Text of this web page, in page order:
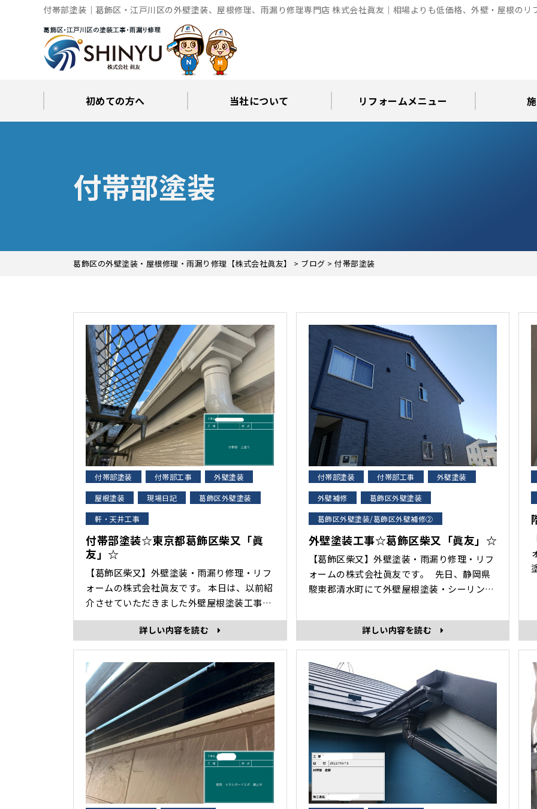
付帯部塗装｜葛飾区・江戸川区の外壁塗装、屋根修理、雨漏り修理専門店 株式会社眞友｜相場よりも低価格、外壁・屋根のリ
初めての方へ 当社について リフォームメニュー
付帯部塗装
葛飾区の外壁塗装・屋根修理・雨漏り修理【株式会社眞友】 > ブログ > 付帯部塗装
付帯部塗装 付帯部工事 外壁塗装
屋根塗装 現場日記 葛飾区外壁塗装
軒・天井工事
付帯部塗装☆東京都葛飾区柴又「眞
友」☆
【葛飾区柴又】外壁塗装・雨漏り修理・リフ
ォームの株式会社眞友です。 本日は、以前紹
介させていただきました外壁屋根塗装工事の
外壁屋根以外の部分の塗装「付帯部塗装」施
工時の様子を紹介していきます。 付帯部塗
装 密着剤（強力な密着力が得られる安全性
の高いプライマーを使用） 上塗り
･･･
詳しい内容を読む
付帯部塗装 付帯部工事 外壁塗装
外壁補修 葛飾区外壁塗装
葛飾区外壁塗装/葛飾区外壁補修②
外壁塗装工事☆葛飾区柴又「眞友」☆
【葛飾区柴又】外壁塗装・雨漏り修理・リフ
ォームの株式会社眞友です。 先日、静岡県
駿東郡清水町にて外壁屋根塗装・シーリング
前回は軒天塗装・屋根塗装の様子を紹介させ
ていただきました。 本日は、外壁・外構・付
帯部塗装の様子を紹介します。 ＜付帯部塗
装＞ ＜外壁･･･
詳しい内容を読む